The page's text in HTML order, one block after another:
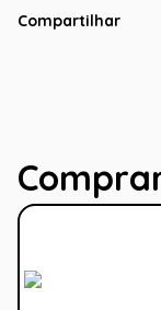
Compartilhar